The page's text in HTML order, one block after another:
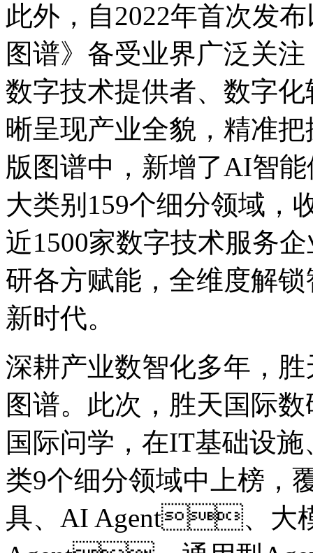
此外，自2022年首次发
图谱》备受业界广泛关注
数字技术提供者、数字
晰呈现产业全貌，精
版图谱中，新增了AI智能
大类别159个细分领域，
近1500家数字技术服务企业
研各方赋能，全维度解
新时代。
深耕产业数智化多年
图谱。此次，胜天国际
国际问学，在IT基础设施
类9个细分领域中上榜，
具、AI Agent、大